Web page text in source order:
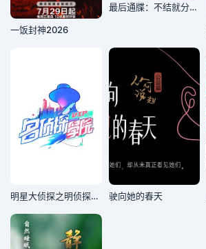
一饭封神2026
最后通牒：不结就分第四季
明星大侦探之明侦探学院第1季 驶向她的春天